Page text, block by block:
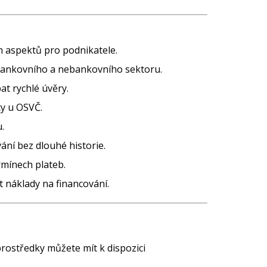
aspektů pro podnikatele.
a nebankovního sektoru.
rychlé úvěry.
OSVČ.
bez dlouhé historie.
plateb.
náklady na financování.
můžete mít k dispozici